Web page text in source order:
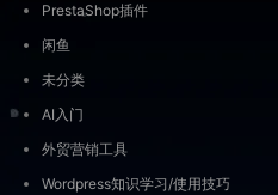
PrestaShop插件
闲鱼
未分类
AI入门
外贸营销工具
Wordpress知识学习/使用技巧